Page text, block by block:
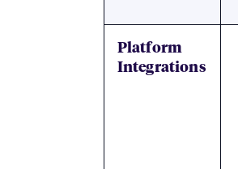
Platform
Integrations